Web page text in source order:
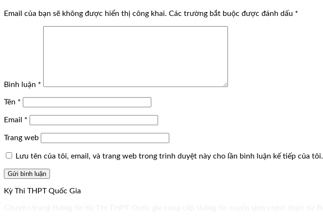
Email của bạn sẽ không được hiển thị công khai. Các trường bắt buộc được đánh dấu *
Bình luận *
Tên *
Email *
Trang web
Lưu tên của tôi, email, và trang web trong trình duyệt này cho lần bình luận kế tiếp của tôi.
Kỳ Thi THPT Quốc Gia